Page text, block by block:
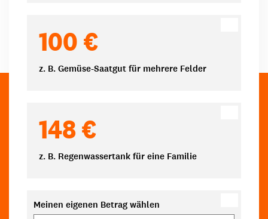
100 €
z. B. Gemüse-Saatgut für mehrere Felder
148 €
z. B. Regenwassertank für eine Familie
Meinen eigenen Betrag wählen